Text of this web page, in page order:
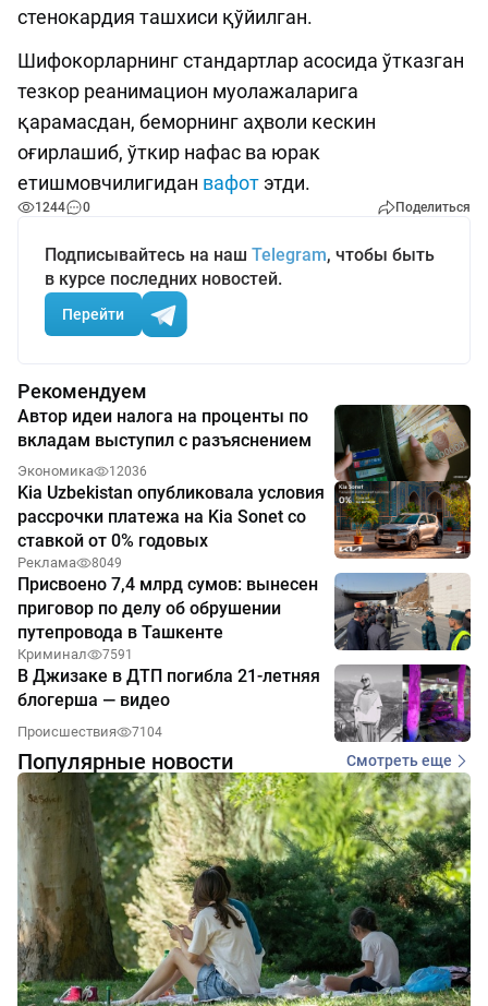
стенокардия ташхиси қўйилган.
Шифокорларнинг стандартлар асосида ўтказган
тезкор реанимацион муолажаларига
қарамасдан, беморнинг аҳволи кескин
оғирлашиб, ўткир нафас ва юрак
етишмовчилигидан вафот этди.
1244 0 Поделиться
Подписывайтесь на наш Telegram, чтобы быть
в курсе последних новостей.
Перейти
Рекомендуем
Автор идеи налога на проценты по
вкладам выступил с разъяснением
Экономика 12036
Kia Uzbekistan опубликовала условия
рассрочки платежа на Kia Sonet со
ставкой от 0% годовых
Реклама 8049
Присвоено 7,4 млрд сумов: вынесен
приговор по делу об обрушении
путепровода в Ташкенте
Криминал 7591
В Джизаке в ДТП погибла 21-летняя
блогерша — видео
Происшествия 7104
Популярные новости Смотреть еще